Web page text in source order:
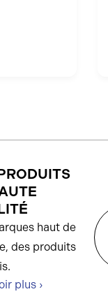
haut de
des produits
plus ›